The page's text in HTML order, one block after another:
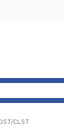
CLST